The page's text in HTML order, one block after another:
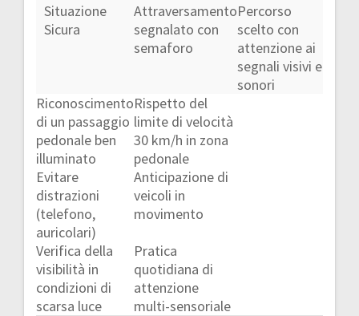
Situazione
Sicura
Attraversamento
segnalato con
semaforo
Percorso
scelto con
attenzione ai
segnali visivi e
sonori
Riconoscimento
di un passaggio
pedonale ben
illuminato
Rispetto del
limite di velocità
30 km/h in zona
pedonale
Evitare
distrazioni
(telefono,
auricolari)
Anticipazione di
veicoli in
movimento
Verifica della
visibilità in
condizioni di
scarsa luce
Pratica
quotidiana di
attenzione
multi-sensoriale